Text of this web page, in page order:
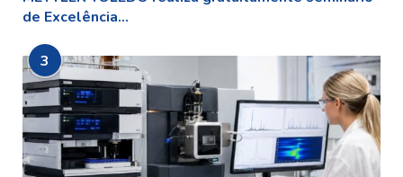
de Excelência...
3